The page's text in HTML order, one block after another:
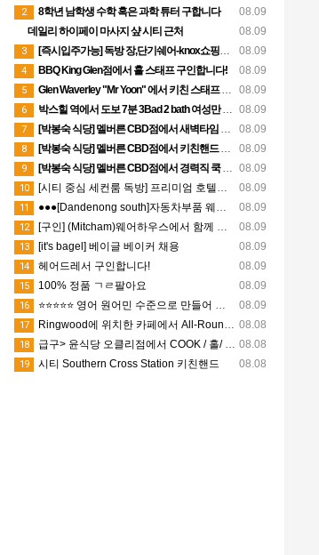
08.09
2
8학년 남학생 수학 혹은 과학 튜터 구합니다
08.09
데일리 하이페이 마사지 샾 시티 근처
08.09
3
[즉시입주가능] 독방 장,단기쉐어-knox쇼핑센터옆
08.09
4
BBQ King Glen점에서 홀 스태프 구인합니다!
08.09
5
Glen Waverley "Mr Yoon" 에서 키친 스태프 구인합니다.
08.09
6
박스힐 역에서 도보 7분 3Bad 2 bath 여성만 사는집 독방 쉐어생 찾습니다 (280불 빌포함)
08.09
7
[박봉숙 식당] 멜버른 CBD점에서 새벽타임 청소 직원 채용합니다 (경력자 환영)
08.09
8
[박봉숙 식당] 멜버른 CBD점에서 키친핸드 직원 채용합니다
08.09
9
[박봉숙 식당] 멜버른 CBD점에서 경력직 쿡 Cook 직원 채용합니다
08.09
10
[시티 중심 세컨룸 독방] 프리미엄 호텔식 아파트
08.09
11
●●●[Dandenong south]자동차부품 웨어하우스에서 General Hands ●파트타임 ●풀타임 (캐쥬얼)남성
08.09
12
[구인] (Mitcham)웨어하우스에서 함께 일하실 배송기사님을 구인중입니다
08.09
13
[it's bagel] 베이글 베이커 채용
08.09
14
헤어드레서 구인합니다!
08.09
15
100% 정품 ㄱㄹ팔아요
08.09
16
⭐⭐⭐⭐⭐ 영어 원어민 수준으로 만들어 드리겠습니다!! [온라인 트라이얼 및 수업가능] + 학생후기
08.08
17
Ringwood에 위치한 카페에서 All-Rounder 포지션 구인
08.08
18
급구> 윤식당 오클리점에서 COOK / 홀/ 디시 워셔 / 키친 핸드/ 주방보조 구합니다 ~~^^
08.08
19 시티 Southern Cross Station 키친핸드